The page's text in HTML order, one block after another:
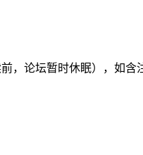
，论坛暂时休眠），如含